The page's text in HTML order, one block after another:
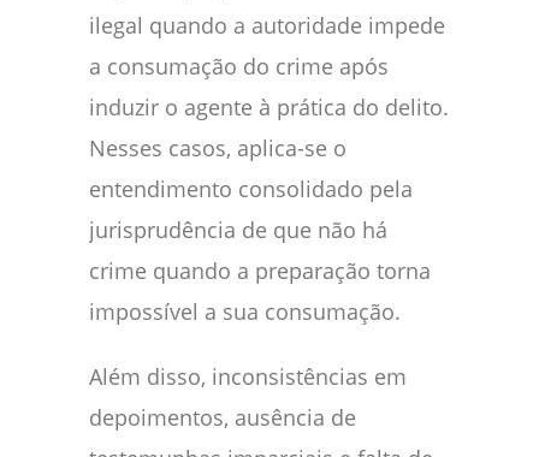
ilegal quando a autoridade impede
a consumação do crime após
induzir o agente à prática do delito.
Nesses casos, aplica-se o
entendimento consolidado pela
jurisprudência de que não há
crime quando a preparação torna
impossível a sua consumação.
Além disso, inconsistências em
depoimentos, ausência de